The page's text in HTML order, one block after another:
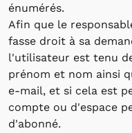
énumérés.
Afin que le
fasse droit à sa
l'utilisateur est tenu
prénom et nom ainsi
e-mail, et si cela est
compte ou d'espace
d'abonné.